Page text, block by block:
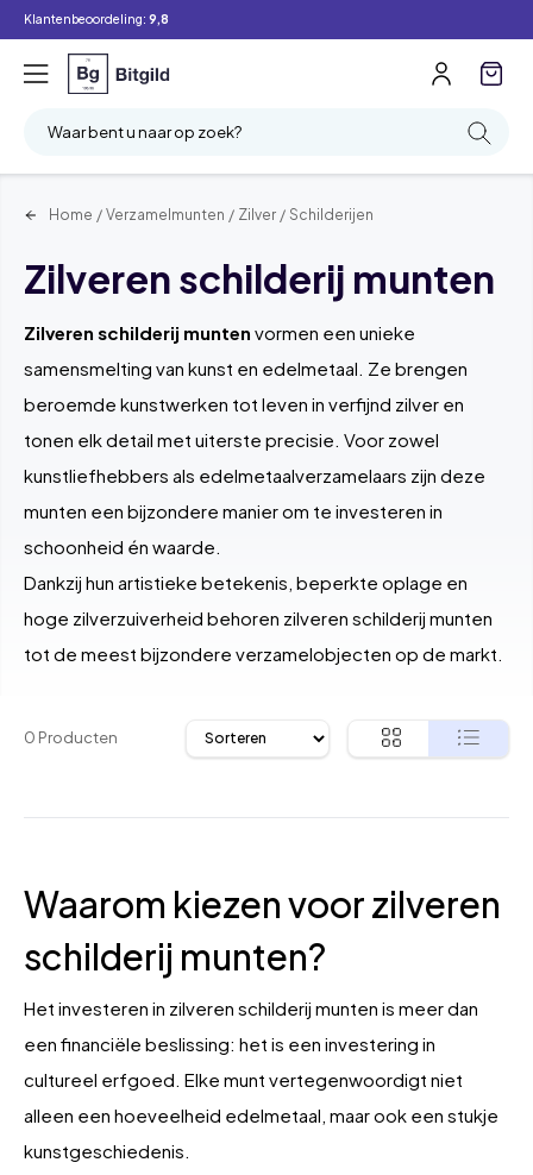
Klantenbeoordeling: 9,8
Waar bent u naar op zoek?
Filter
Home / Verzamelmunten / Zilver / Schilderijen
Zilveren schilderij munten
Zilveren schilderij munten vormen een unieke
samensmelting van kunst en edelmetaal. Ze brengen
beroemde kunstwerken tot leven in verfijnd zilver en
tonen elk detail met uiterste precisie. Voor zowel
kunstliefhebbers als edelmetaalverzamelaars zijn deze
munten een bijzondere manier om te investeren in
schoonheid én waarde.
Dankzij hun artistieke betekenis, beperkte oplage en
hoge zilverzuiverheid behoren zilveren schilderij munten
tot de meest bijzondere verzamelobjecten op de markt.
0 Producten
Waarom kiezen voor zilveren
schilderij munten?
Het investeren in zilveren schilderij munten is meer dan
een financiële beslissing: het is een investering in
cultureel erfgoed. Elke munt vertegenwoordigt niet
alleen een hoeveelheid edelmetaal, maar ook een stukje
kunstgeschiedenis.